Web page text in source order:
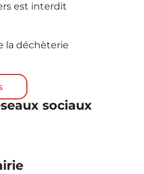
est interdit
la déchèterie
sociaux